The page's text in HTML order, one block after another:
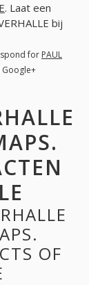
. Laat een
bij
for PAUL
Google+
OF